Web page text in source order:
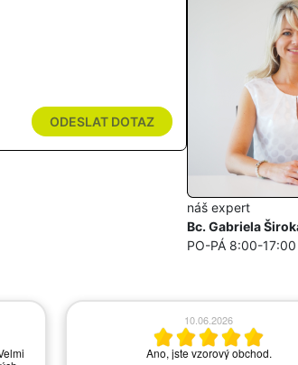
ODESLAT DOTAZ
náš expert
Bc. Gabriela
PO-PÁ 8:00-17:00
10.06.2026
Ano, jste vzorový obchod.